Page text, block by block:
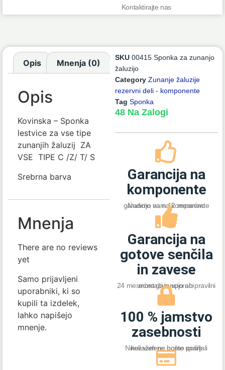
Kontaktirajte nas
Opis Mnenja (0)
Opis
Kovinska – Sponka
lestvice za vse tipe
zunanjih žaluzij ZA
VSE TIPE C /Z/ T/ S
Srebrna barva
Mnenja
There are no reviews
yet
Samo prijavljeni
uporabniki, ki so
kupili ta izdelek,
lahko napišejo
mnenje.
SKU 00415 Sponka za zunanjo
žaluzijo
Category Zunanje žaluzije
rezervni deli - komponente
Tag Sponka
48 Na Zalogi
Garancija na
komponente
Nudimo vam 12 mesećno garancijo na na komponente
Garancija na
gotove senčila
in zavese
24 mesećno garancijo ob pravilni montaži in uporabi
100 % jamstvo
zasebnosti
Nikoli vam ne bomo pošiljali nezaželene pošte spam